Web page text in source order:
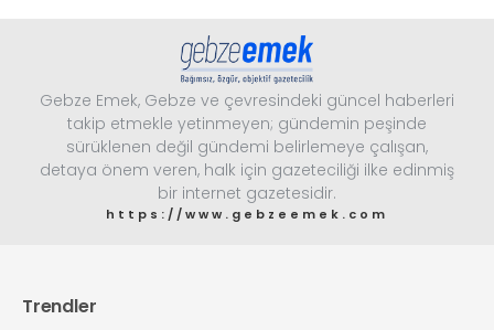
Gebze Emek, Gebze ve çevresindeki güncel haberleri
takip etmekle yetinmeyen; gündemin peşinde
sürüklenen değil gündemi belirlemeye çalışan,
detaya önem veren, halk için gazeteciliği ilke edinmiş
bir internet gazetesidir.
https://www.gebzeemek.com
Trendler